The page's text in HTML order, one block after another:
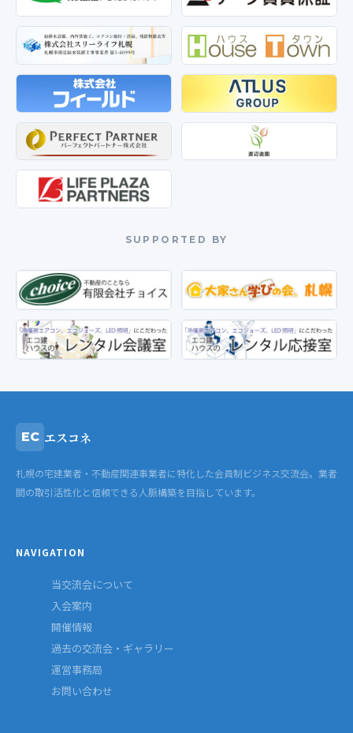
SUPPORTED BY
EC エスコネ
札幌の宅建業者・不動産関連事業者に特化した会員制ビジネス交流会。業者
間の取引活性化と信頼できる人脈構築を目指しています。
NAVIGATION
当交流会について
入会案内
開催情報
過去の交流会・ギャラリー
運営事務局
お問い合わせ